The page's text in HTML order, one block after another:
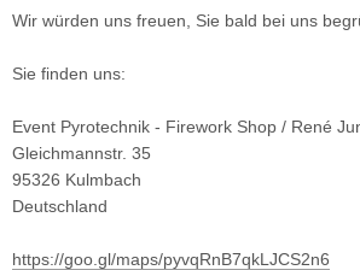
Wir würden uns freuen, Sie bald bei uns
Sie finden uns:
Event Pyrotechnik - Firework Shop / René
Gleichmannstr. 35
95326 Kulmbach
Deutschland
https://goo.gl/maps/pyvqRnB7qkLJCS2n6